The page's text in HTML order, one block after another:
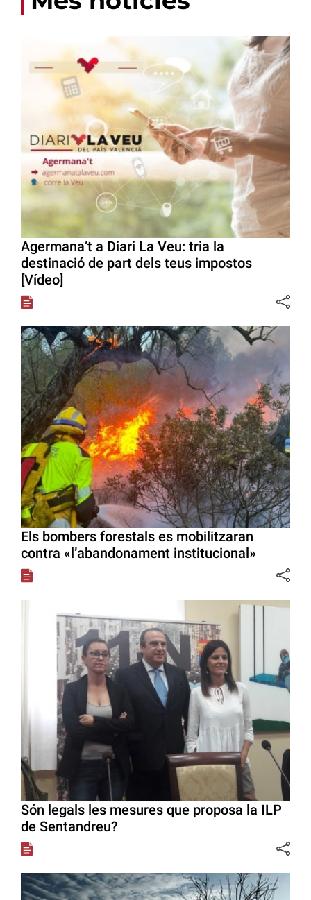
Agermana’t a Diari La Veu: tria la
destinació de part dels teus impostos
[Vídeo]
Els bombers forestals es mobilitzaran
contra «l’abandonament institucional»
Són legals les mesures que proposa la ILP
de Sentandreu?